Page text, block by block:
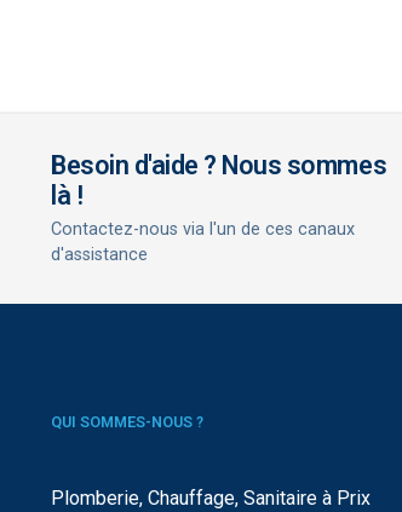
Besoin d'aide ? Nous sommes
là !
Contactez-nous via l'un de ces canaux
d'assistance
QUI SOMMES-NOUS ?
Plomberie, Chauffage, Sanitaire à Prix